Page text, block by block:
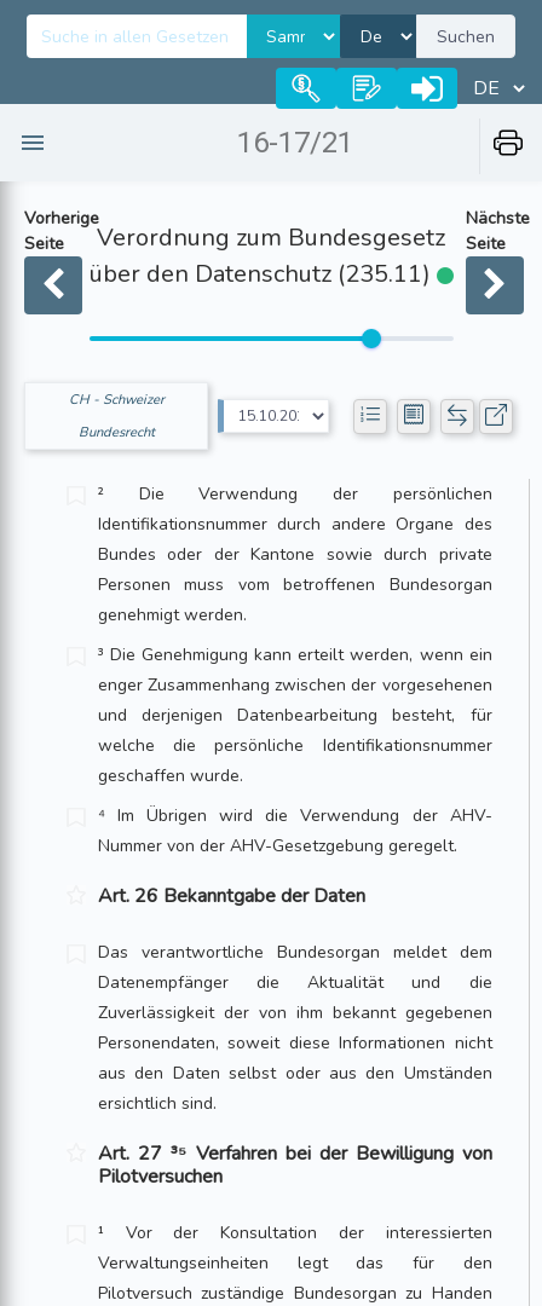
Suchen
16-17/21
Vorherige
Seite
Verordnung zum Bundesgesetz
über den Datenschutz (235.11)
Nächste
Seite
CH - Schweizer
Bundesrecht
² Die Verwendung der persönlichen
Identifikationsnummer durch andere Organe des
Bundes oder der Kantone sowie durch private
Personen muss vom betroffenen Bun­desorgan
genehmigt werden.
³ Die Genehmigung kann erteilt werden, wenn ein
enger Zusammenhang zwischen der vorgesehenen
und derjenigen Datenbearbeitung besteht, für
welche die per­sön­liche Identifikationsnummer
geschaffen wurde.
⁴ Im Übrigen wird die Verwendung der AHV-
Nummer von der AHV-Gesetzge­bung geregelt.
Art. 26 Bekanntgabe der Daten
Das verantwortliche Bundesorgan meldet dem
Datenempfänger die Aktualität und die
Zuverlässigkeit der von ihm bekannt gegebenen
Personendaten, soweit diese Informationen nicht
aus den Daten selbst oder aus den Umständen
ersichtlich sind.
Art. 27 ³⁵ Verfahren bei der Bewilligung von
Pilotversuchen
¹ Vor der Konsultation der interessierten
Verwaltungseinheiten legt das für den
Pilotversuch zuständige Bundesorgan zu Handen